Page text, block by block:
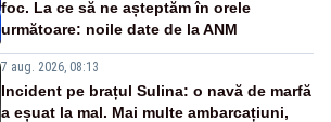
foc. La ce să ne așteptăm în orele
următoare: noile date de la ANM
7 aug. 2026, 08:13
Incident pe brațul Sulina: o navă de marfă
a eșuat la mal. Mai multe ambarcațiuni,